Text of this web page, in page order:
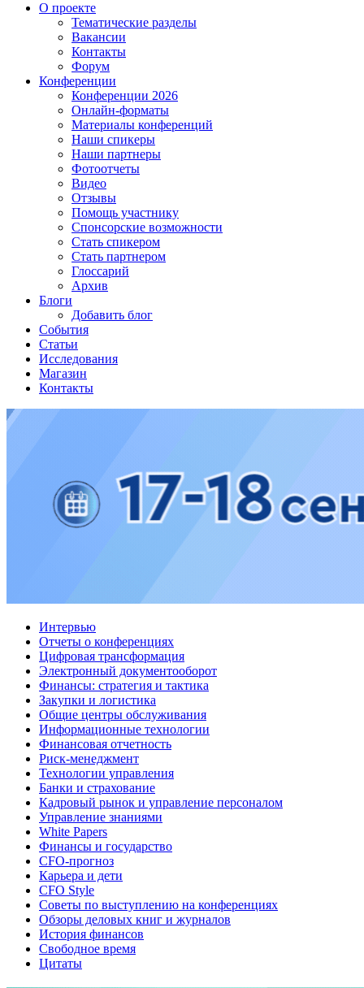
О проекте
Тематические разделы
Вакансии
Контакты
Форум
Конференции
Конференции 2026
Онлайн-форматы
Материалы конференций
Наши спикеры
Наши партнеры
Фотоотчеты
Видео
Отзывы
Помощь участнику
Спонсорские возможности
Стать спикером
Стать партнером
Глоссарий
Архив
Блоги
Добавить блог
События
Статьи
Исследования
Магазин
Контакты
Интервью
Отчеты о конференциях
Цифровая трансформация
Электронный документооборот
Финансы: стратегия и тактика
Закупки и логистика
Общие центры обслуживания
Информационные технологии
Финансовая отчетность
Риск-менеджмент
Технологии управления
Банки и страхование
Кадровый рынок и управление персоналом
Управление знаниями
White Papers
Финансы и государство
CFO-прогноз
Карьера и дети
CFO Style
Советы по выступлению на конференциях
Обзоры деловых книг и журналов
История финансов
Свободное время
Цитаты